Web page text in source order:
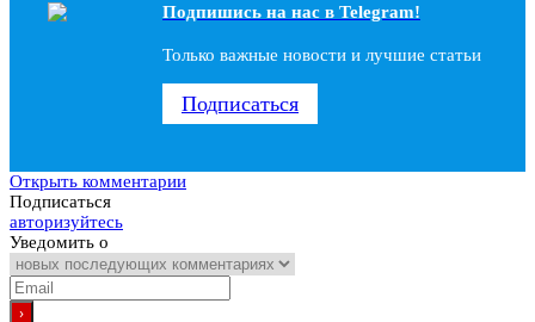
Подпишись на наc в Telegram!
Только важные новости и лучшие статьи
Подписаться
Открыть комментарии
Подписаться
авторизуйтесь
Уведомить о